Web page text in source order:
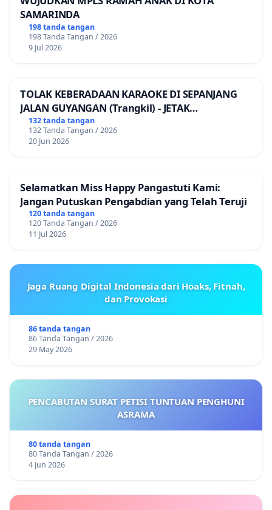
SAMARINDA
198 tanda tangan
198 Tanda Tangan / 2026
9 Jul 2026
TOLAK KEBERADAAN KARAOKE DI SEPANJANG
JALAN GUYANGAN (Trangkil) - JETAK
(Wedarijaksa) Kab. PATI
132 tanda tangan
132 Tanda Tangan / 2026
20 Jun 2026
Selamatkan Miss Happy Pangastuti Kami:
Jangan Putuskan Pengabdian yang Telah Teruji
120 tanda tangan
120 Tanda Tangan / 2026
11 Jul 2026
Jaga Ruang Digital Indonesia dari Hoaks, Fitnah,
dan Provokasi
86 tanda tangan
86 Tanda Tangan / 2026
29 May 2026
PENCABUTAN SURAT PETISI TUNTUAN PENGHUNI
ASRAMA
80 tanda tangan
80 Tanda Tangan / 2026
4 Jun 2026